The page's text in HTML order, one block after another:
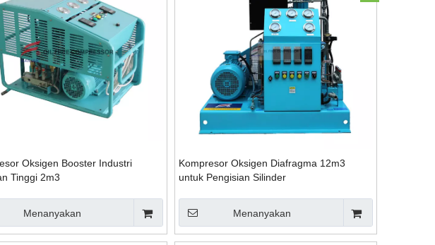
Oksigen Booster Industri
Tinggi 2m3
Menanyakan
Kompresor Oksigen Diafragma 12m3
untuk Pengisian Silinder
Menanyakan